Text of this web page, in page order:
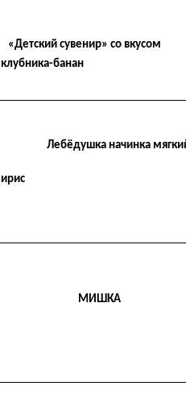
«Детский сувенир» со вкусом
клубника-банан
Лебёдушка начинка
ирис
МИШКА